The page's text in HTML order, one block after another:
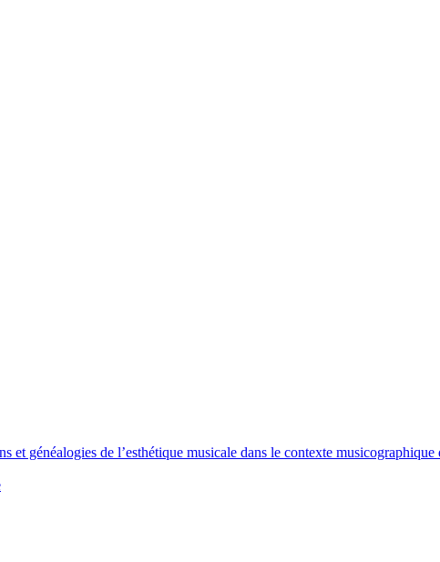
généalogies de l’esthétique musicale dans le contexte musicographique